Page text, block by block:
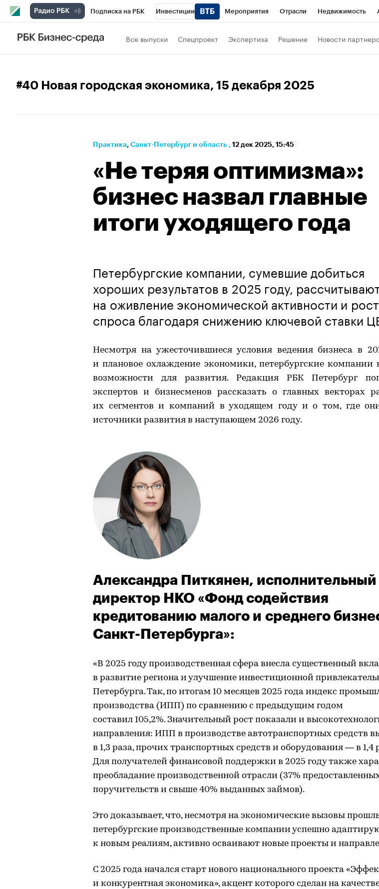
Подписка на РБК Инвестиции Мероприятия Отрасли Недвижимость
Телеканал Все выпуски Спецпроект Экспертиза Решение Новости
#40 Новая городская экономика, 15 декабря 2025
Практика⁠, Санкт-Петербург и область , 12 дек 2025, 15:45
«Не теряя оптимизма»:
бизнес назвал главные
итоги уходящего года
Петербургские компании, сумевшие добиться
хороших результатов в 2025 году,
на оживление экономической активности и рост
спроса благодаря снижению ключевой ставки
Несмотря на ужесточившиеся условия ведения бизнеса в
и плановое охлаждение экономики, петербургские компании
возможности для развития. Редакция РБК Петербург
экспертов и бизнесменов рассказать о главных векторах
их сегментов и компаний в уходящем году и о том, где
источники развития в наступающем 2026 году.
Александра Питкянен, исполнительный
директор НКО «Фонд содействия
кредитованию малого и среднего
Санкт-Петербурга»:
«В 2025 году производственная сфера внесла существенный
в развитие региона и улучшение инвестиционной
Петербурга. Так, по итогам 10 месяцев 2025 года индекс
производства (ИПП) по сравнению с предыдущим годом
составил 105,2%. Значительный рост показали и
направления: ИПП в производстве автотранспортных средств
в 1,3 раза, прочих транспортных средств и оборудования — в 1,4
Для получателей финансовой поддержки в 2025 году также
преобладание производственной отрасли (37%
поручительств и свыше 40% выданных займов).
Это доказывает, что, несмотря на экономические вызовы
петербургские производственные компании успешно
к новым реалиям, активно осваивают новые проекты и
С 2025 года начался старт нового национального проекта
и конкурентная экономика», акцент которого сделан на